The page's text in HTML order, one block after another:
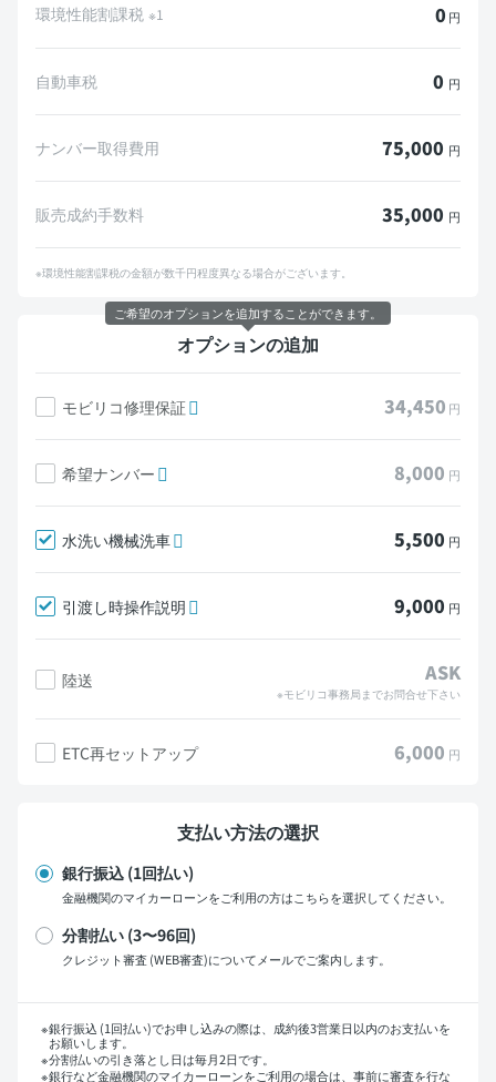
環境性能割課税 ※1 0 円
自動車税 0 円
ナンバー取得費用 75,000 円
販売成約手数料 35,000 円
※環境性能割課税の金額が数千円程度異なる場合がございます。
オプションの追加
モビリコ修理保証 34,450 円
希望ナンバー 8,000 円
水洗い機械洗車 5,500 円
引渡し時操作説明 9,000 円
陸送 ASK
※モビリコ事務局までお問合せ下さい
ETC再セットアップ 6,000 円
支払い方法の選択
銀行振込 (1回払い)
金融機関のマイカーローンをご利用の方はこちらを選択してください。
分割払い (3〜96回)
クレジット審査 (WEB審査)についてメールでご案内します。
支払い回数
銀行振込 (1回払い)でお申し込みの際は、成約後3営業日以内のお支払いを
お願いします。
分割払いの引き落とし日は毎月2日です。
銀行など金融機関のマイカーローンをご利用の場合は、事前に審査を行な
ご希望のオプションを追加することができます。